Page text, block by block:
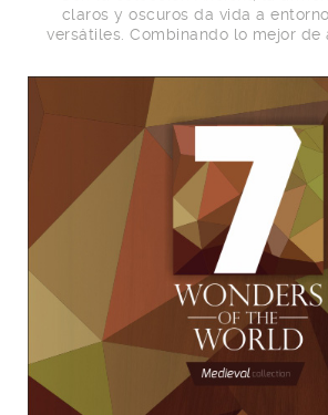
claros y oscuros da vida a
versátiles. Combinando lo mejor de
ligereza de los colores suaves
visual de los tonos más